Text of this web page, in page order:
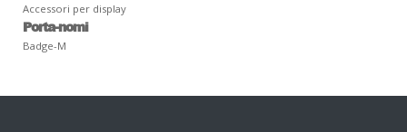
Accessori per display
Porta-nomi
Badge-M